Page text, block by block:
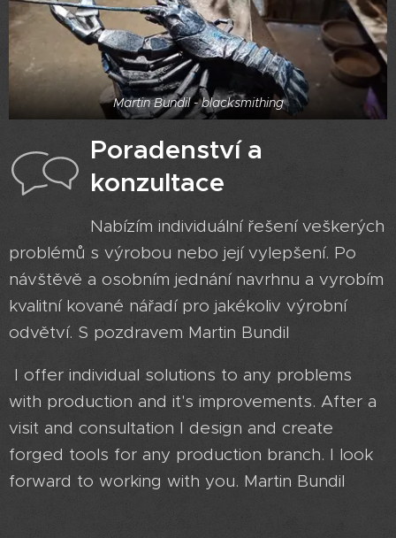
Martin Bundil - blacksmithing
Poradenství a
konzultace
Nabízím individuální řešení veškerých
problémů s výrobou nebo její vylepšení. Po
návštěvě a osobním jednání navrhnu a vyrobím
kvalitní kované nářadí pro jakékoliv výrobní
odvětví. S pozdravem Martin Bundil
I offer individual solutions to any problems
with production and it's improvements. After a
visit and consultation I design and create
forged tools for any production branch. I look
forward to working with you. Martin Bundil